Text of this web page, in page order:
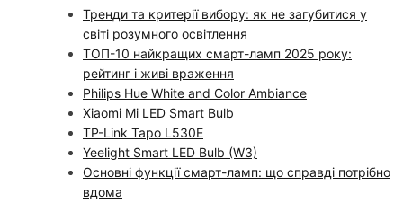
Тренди та критерії вибору: як не загубитися у
світі розумного освітлення
ТОП-10 найкращих смарт-ламп 2025 року:
рейтинг і живі враження
Philips Hue White and Color Ambiance
Xiaomi Mi LED Smart Bulb
TP-Link Tapo L530E
Yeelight Smart LED Bulb (W3)
Основні функції смарт-ламп: що справді потрібно
вдома